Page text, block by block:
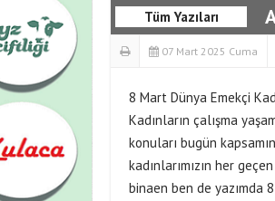
Tüm Yazıları
07 Mart 2025 Cuma
8 Mart Dünya Emekçi
Kadınların çalışma
konuları bugün
kadınlarımızın her
binaen ben de yazımda